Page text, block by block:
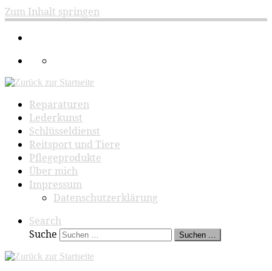
Zum Inhalt springen
Reparaturen
Lederkunst
Schlüsseldienst
Reitsport und Tiere
Pflegeprodukte
Über mich
Impressum
Datenschutzerklärung
Search
Suche
Suchen …